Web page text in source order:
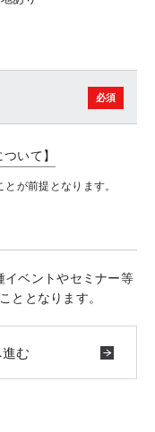
いて】
が前提となります。
ベントやセミナー等
ととなります。